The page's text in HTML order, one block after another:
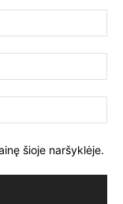
šioje naršyklėje.